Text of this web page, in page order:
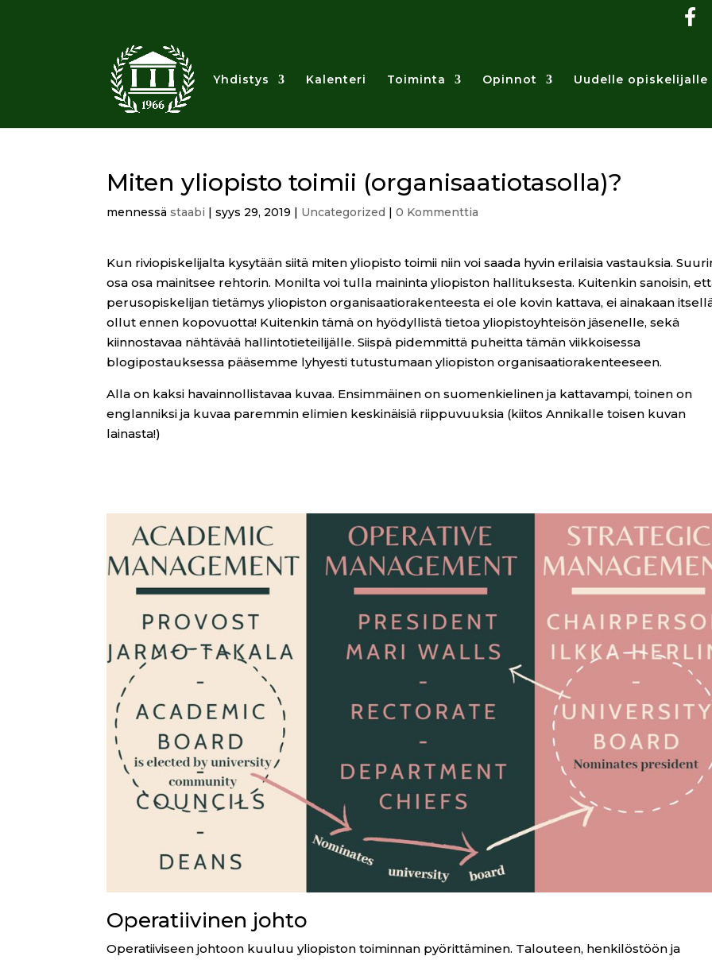
Yhdistys Kalenteri Toiminta Opinnot Uudelle opiskelijalle
Miten yliopisto toimii (organisaatiotasolla)?
mennessästaabi |syys 29, 2019 | Uncategorized |0 Kommenttia
Kun riviopiskelijalta kysytään siitä miten yliopisto toimii niin voi saada hyvin erilaisia vastauksia.
osa osa mainitsee rehtorin. Monilta voi tulla maininta yliopiston hallituksesta. Kuitenkin sanoisin,
perusopiskelijan tietämys yliopiston organisaatiorakenteesta ei ole kovin kattava, ei ainakaan
ollut ennen kopovuotta! Kuitenkin tämä on hyödyllistä tietoa yliopistoyhteisön jäsenelle, sekä
kiinnostavaa nähtävää hallintotieteilijälle. Siispä pidemmittä puheitta tämän viikkoisessa
blogipostauksessa pääsemme lyhyesti tutustumaan yliopiston organisaatiorakenteeseen.
Alla on kaksi havainnollistavaa kuvaa. Ensimmäinen on suomenkielinen ja kattavampi, toinen on
englanniksi ja kuvaa paremmin elimien keskinäisiä riippuvuuksia (kiitos Annikalle toisen kuvan
lainasta!)
Operatiivinen johto
Operatiiviseen johtoon kuuluu yliopiston toiminnan pyörittäminen. Talouteen, henkilöstöön ja